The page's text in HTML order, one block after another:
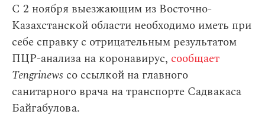
С 2 ноября выезжающим из Восточно-
Казахстанской области необходимо иметь при
себе справку с отрицательным результатом
ПЦР-анализа на коронавирус, сообщает
Tengrinews со ссылкой на главного
санитарного врача на транспорте Садвакаса
Байгабулова.